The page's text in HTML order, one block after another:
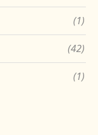
(1)
(42)
(1)